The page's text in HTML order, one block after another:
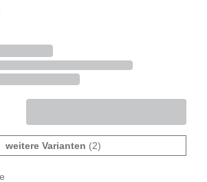
weitere Varianten (2)